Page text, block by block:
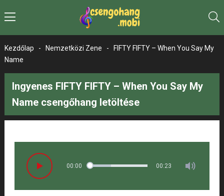
Kezdőlap - Nemzetközi Zene -
FIFTY FIFTY – When You Say My
Name
Ingyenes FIFTY FIFTY – When You Say My
Name csengőhang letöltése
00:00 00:23